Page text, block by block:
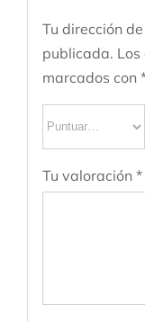
Tu dirección
publicada.
marcados con
Tu valoración *